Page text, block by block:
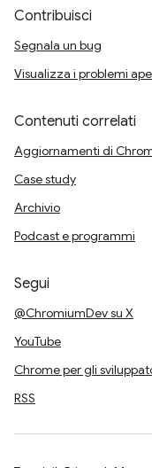
Contribuisci
Segnala un bug
Visualizza i problemi
Contenuti correlati
Aggiornamenti di
Case study
Archivio
Podcast e programmi
Segui
@ChromiumDev su X
YouTube
Chrome per gli
RSS